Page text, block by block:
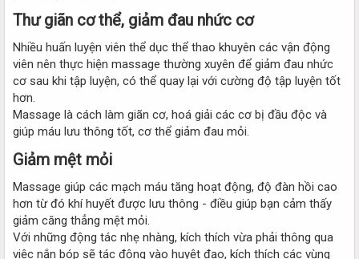
Thư giãn cơ thể, giảm đau nhức cơ​
Nhiều huấn luyện viên thể dục thể thao khuyên các vận động
viên nên thực hiện massage thường xuyên để giảm đau nhức
cơ sau khi tập luyện, có thể quay lại với cường độ tập luyện tốt
hơn.
Massage là cách làm giãn cơ, hoá giải các cơ bị đầu độc và
giúp máu lưu thông tốt, cơ thể giảm đau mỏi.
Giảm mệt mỏi​
Massage giúp các mạch máu tăng hoạt động, độ đàn hồi cao
hơn từ đó khí huyết được lưu thông - điều giúp bạn cảm thấy
giảm căng thẳng mệt mỏi.
Với những động tác nhẹ nhàng, kích thích vừa phải thông qua
việc nắn bóp sẽ tác động vào huyệt đạo, kích thích các vùng